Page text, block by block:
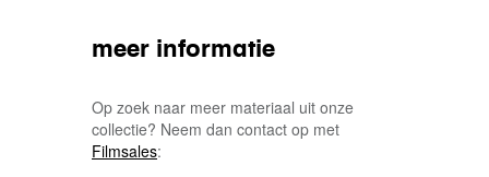
meer informatie
Op zoek naar meer materiaal uit onze
collectie? Neem dan contact op met
Filmsales: